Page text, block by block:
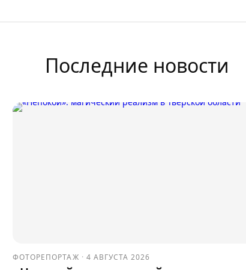
Последние новости
ФОТОРЕПОРТАЖ · 4 АВГУСТА 2026